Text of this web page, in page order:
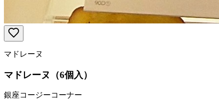
マドレーヌ
マドレーヌ（6個入）
銀座コージーコーナー